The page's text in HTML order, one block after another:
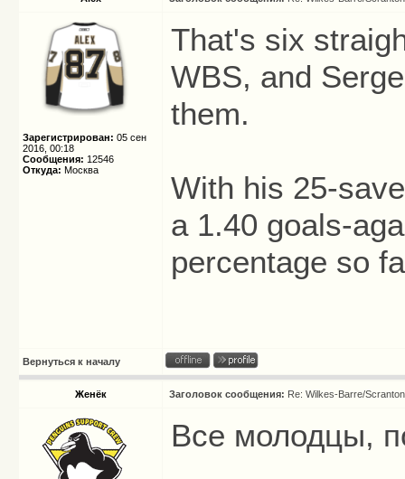
Зарегистрирован: 05 сен
2016, 00:18
Сообщения: 12546
Откуда: Москва
That's six
WBS, and
them.
With his 25-
a 1.40 goals-
percentage so
Вернуться к началу
Женёк Заголовок сообщения: Re: Wilkes-Barre/
Все молодцы,